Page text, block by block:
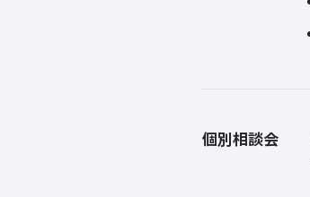
個別相談会